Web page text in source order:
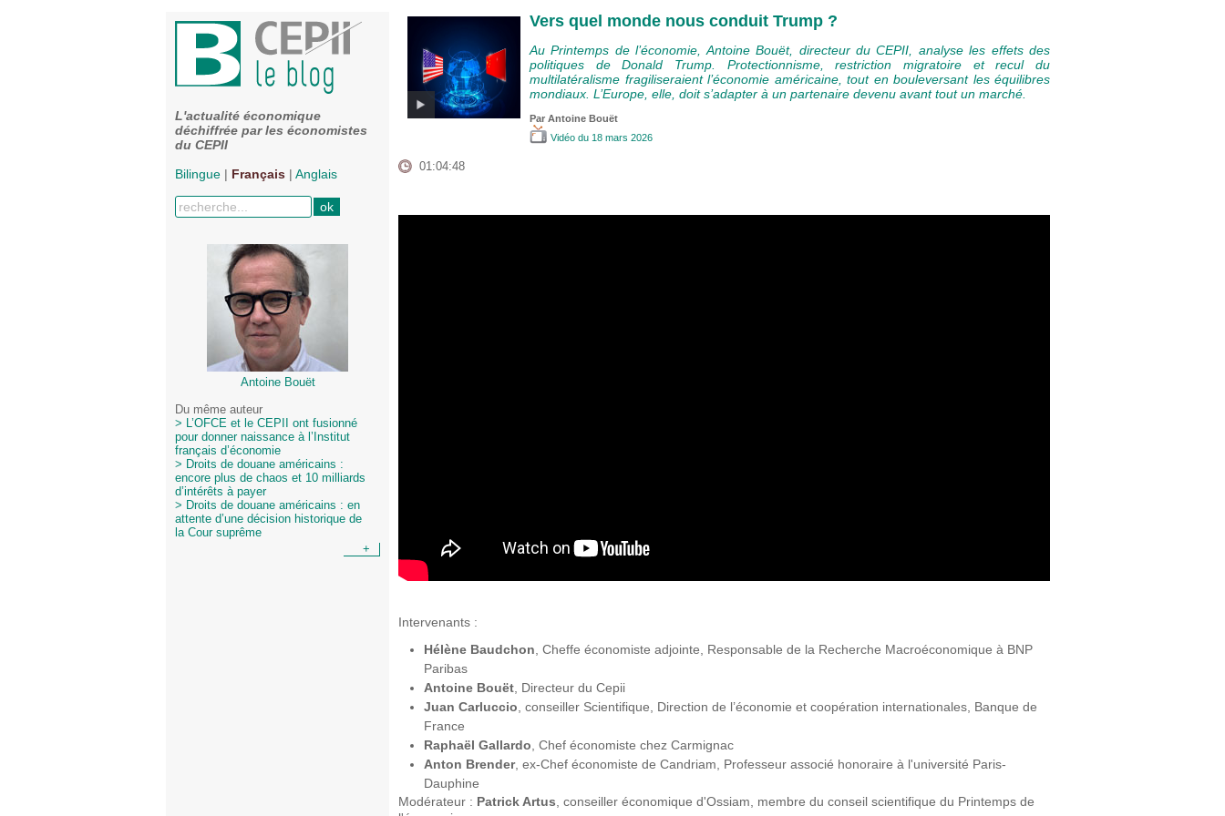
L'actualité économique
déchiffrée par les économistes
du CEPII
Bilingue | Français | Anglais
Antoine Bouët
Du même auteur
> L’OFCE et le CEPII ont fusionné
pour donner naissance à l’Institut
français d’économie
> Droits de douane américains :
encore plus de chaos et 10 milliards
d’intérêts à payer
> Droits de douane américains : en
attente d’une décision historique de
la Cour suprême
+
Vers quel monde nous conduit Trump ?
Au Printemps de l’économie, Antoine Bouët, directeur du CEPII, analyse les effets des
politiques de Donald Trump. Protectionnisme, restriction migratoire et recul du
multilatéralisme fragiliseraient l’économie américaine, tout en bouleversant les équilibres
mondiaux. L’Europe, elle, doit s’adapter à un partenaire devenu avant tout un marché.
Par Antoine Bouët
Vidéo du 18 mars 2026
01:04:48
Intervenants :
Hélène Baudchon , Cheffe économiste adjointe, Responsable de la Recherche Macroéconomique à BNP
Paribas
Antoine Bouët , Directeur du Cepii
Juan Carluccio , conseiller Scientifique, Direction de l’économie et coopération internationales, Banque de
France
Raphaël Gallardo , Chef économiste chez Carmignac
Anton Brender, ex-Chef économiste de Candriam, Professeur associé honoraire à l'université Paris-
Dauphine
Modérateur : Patrick Artus , conseiller économique d'Ossiam, membre du conseil scientifique du Printemps de